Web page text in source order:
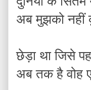
अब मुझको नहीं
छेड़ा था जिसे
अब तक है वोह